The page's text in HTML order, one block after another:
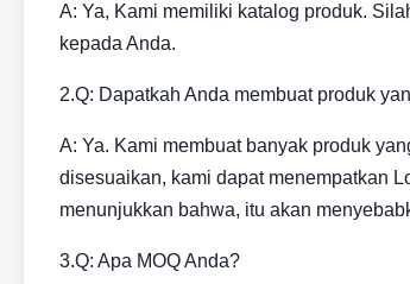
A: Ya, Kami memiliki katalog produk.
kepada Anda.
2.Q: Dapatkah Anda membuat produk
A: Ya. Kami membuat banyak produk
disesuaikan, kami dapat menempatkan
menunjukkan bahwa, itu akan
3.Q: Apa MOQ Anda?